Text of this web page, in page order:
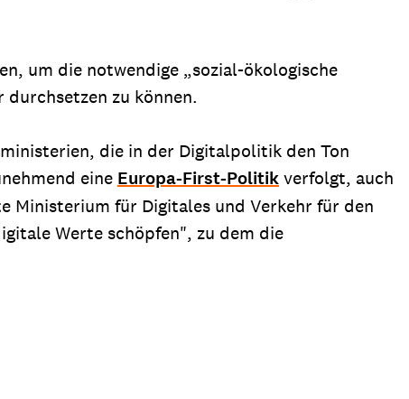
um die notwendige „sozial-ökologische
zu können.
die in der Digitalpolitik den Ton
eine Europa-First-Politikverfolgt, auch
Ministerium für Digitales und Verkehr für den
Werte schöpfen", zu dem die